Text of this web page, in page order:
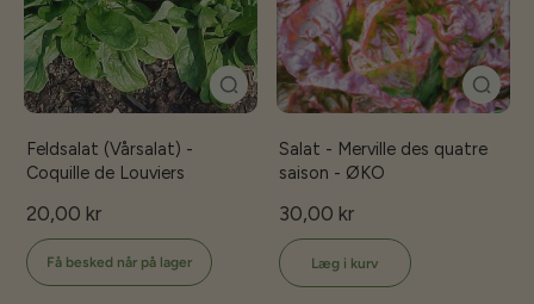
Feldsalat (Vårsalat) -
Coquille de Louviers
20,00 kr
Få besked når på lager
Salat - Merville des quatre
saison - ØKO
30,00 kr
Læg i kurv